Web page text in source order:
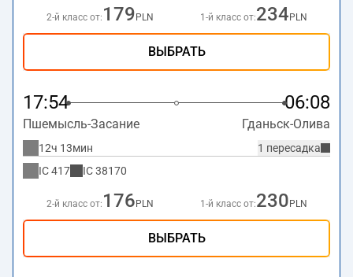
2-й класс от: 179 PLN 1-й класс от:234 PLN
ВЫБРАТЬ
17:54 06:08
Пшемысль-Засание Гданьск-Олива
1 пересадка
12ч 13мин
IC417 IC38170
2-й класс от: 176 PLN 1-й класс от:230 PLN
ВЫБРАТЬ